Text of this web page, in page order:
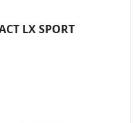
LX SPORT